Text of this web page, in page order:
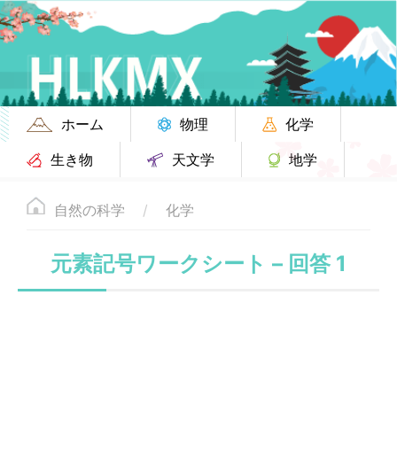
ホーム 物理
化学
生き物
天文学 地学
自然の科学 化学
元素記号ワークシート – 回答 1